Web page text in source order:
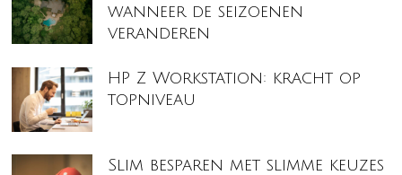
wanneer de seizoenen
veranderen
HP Z Workstation: kracht op
topniveau
Slim besparen met slimme keuzes